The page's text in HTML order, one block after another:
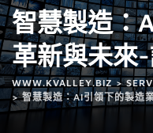
智慧製造：
革新與未來
WWW.KVALLEY.BIZ >
>智慧製造：AI引領下的製造